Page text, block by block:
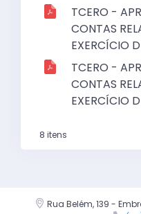
TCERO -
CONTAS
EXERCÍCIO
TCERO -
CONTAS
EXERCÍCIO
8 itens
Rua Belém, 139 -